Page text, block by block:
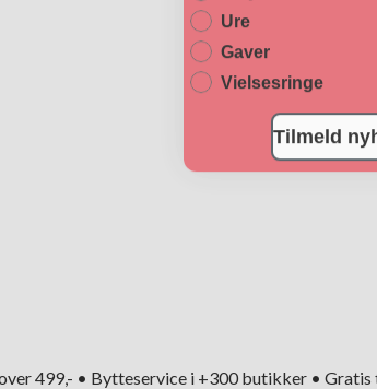
499,- • Bytteservice i +300 butikker •
Ure
Gaver
Vielsesringe
Tilmeld